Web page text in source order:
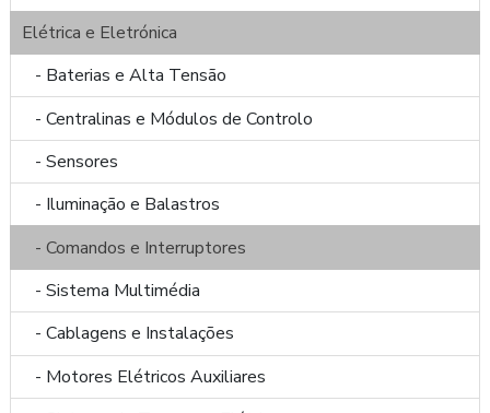
Elétrica e Eletrónica
- Baterias e Alta Tensão
- Centralinas e Módulos de Controlo
- Sensores
- Iluminação e Balastros
- Comandos e Interruptores
- Sistema Multimédia
- Cablagens e Instalações
- Motores Elétricos Auxiliares